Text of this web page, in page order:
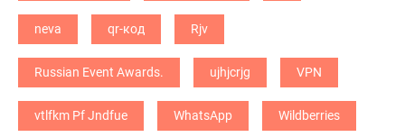
neva qr-код Rjv
Russian Event Awards. ujhjcrjg VPN
vtlfkm Pf Jndfue WhatsApp Wildberries